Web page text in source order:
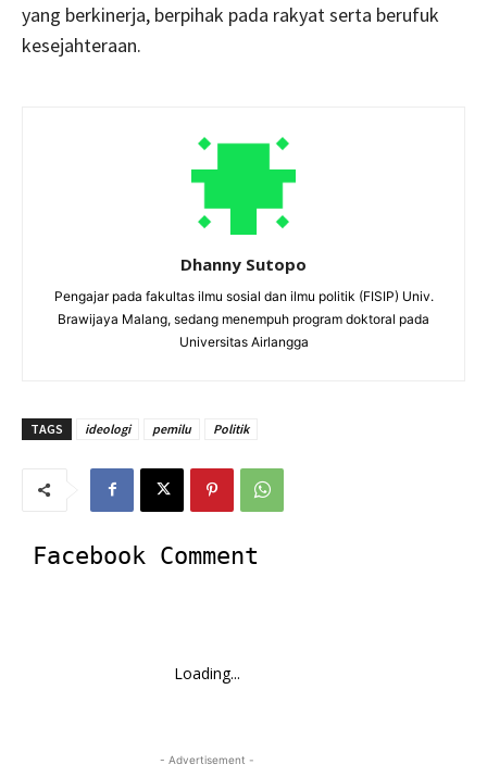
yang berkinerja, berpihak pada rakyat serta berufuk
kesejahteraan.
Dhanny Sutopo
Pengajar pada fakultas ilmu sosial dan ilmu politik (FISIP) Univ.
Brawijaya Malang, sedang menempuh program doktoral pada
Universitas Airlangga
TAGS ideologi pemilu Politik
Facebook Comment
Loading...
- Advertisement -